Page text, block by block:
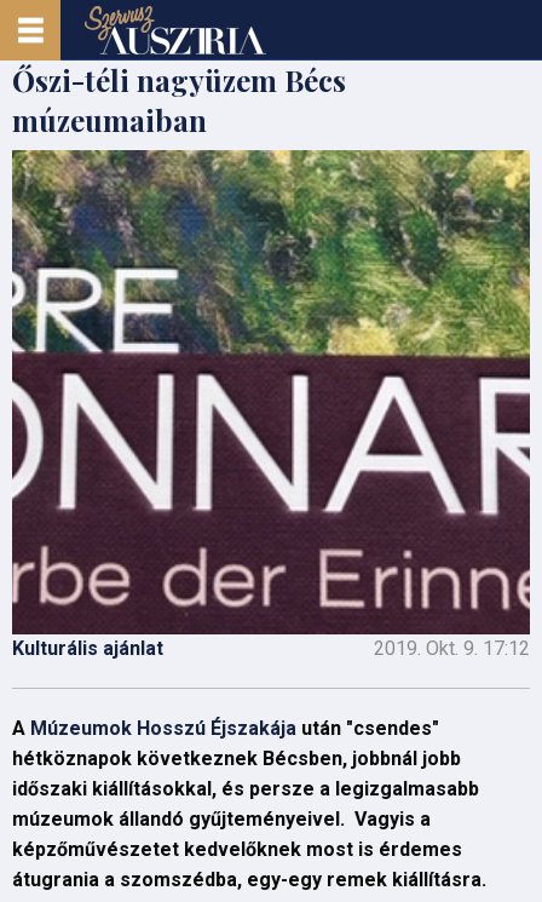
Őszi-téli nagyüzem Bécs
múzeumaiban
Kulturális ajánlat 2019. Okt. 9. 17:12
A Múzeumok Hosszú Éjszakája után "csendes"
hétköznapok következnek Bécsben, jobbnál jobb
időszaki kiállításokkal, és persze a legizgalmasabb
múzeumok állandó gyűjteményeivel. Vagyis a
képzőművészetet kedvelőknek most is érdemes
átugrania a szomszédba, egy-egy remek kiállításra.